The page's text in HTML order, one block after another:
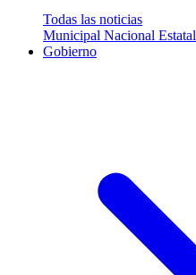
Todas las noticias
Municipal Nacional Estatal
Gobierno